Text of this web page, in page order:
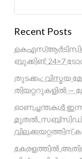
Recent Posts
ബുക്കിങ്; 24×7
തുടക്കം: വിസ്മയ
തിയറ്ററുകളിൽ
ഓണച്ചന്തകൾ
മുതൽ, സബ്സിഡി
വിലക്കയറ്റത്തിന്
കേരളത്തിൽ